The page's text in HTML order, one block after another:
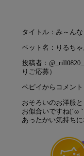
タイトル：み～ん
ペット名：りるち
投稿者：
りご応募）
ペピイからコメント
おそろいのお洋服
お似合いですね(´ω
あったかい気持ちに